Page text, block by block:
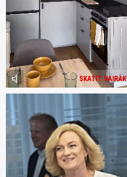
SKATĪT VAIRĀK
volume_mute